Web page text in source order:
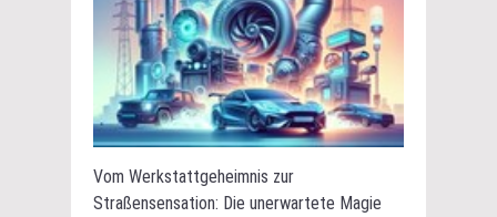
Vom Werkstattgeheimnis zur
Straßensensation: Die unerwartete Magie